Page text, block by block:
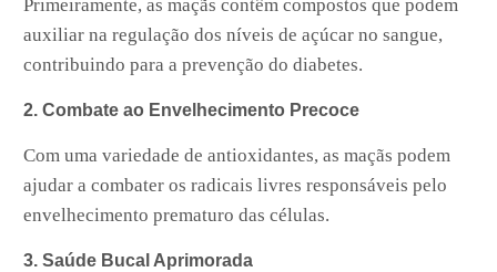
Primeiramente, as maçãs contêm compostos que podem
auxiliar na regulação dos níveis de açúcar no sangue,
contribuindo para a prevenção do diabetes.
2. Combate ao Envelhecimento Precoce
Com uma variedade de antioxidantes, as maçãs podem
ajudar a combater os radicais livres responsáveis pelo
envelhecimento prematuro das células.
3. Saúde Bucal Aprimorada